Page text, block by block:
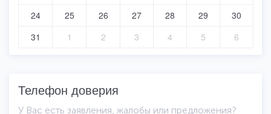
24
25 26 27 28 29
30
31
1 2 3 4 5 6
Телефон доверия
У Вас есть заявления, жалобы или предложения?